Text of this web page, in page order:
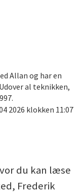
Allan og har en
al teknikken,
2026 klokken 11:07
du kan læse
Frederik